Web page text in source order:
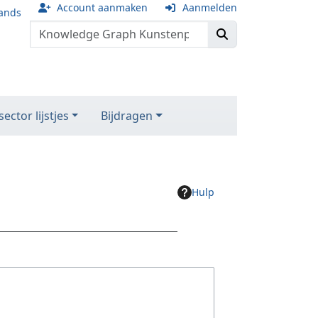
Account aanmaken Aanmelden
lijstjes Bijdragen
Hulp